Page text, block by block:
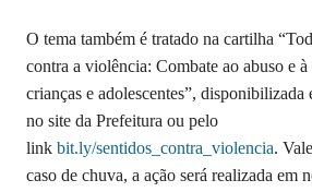
O tema também é tratado na cartilha
contra a violência: Combate ao abuso e
crianças e adolescentes”,
no site da Prefeitura ou pelo
link bit.ly/sentidos_contra_violencia.
caso de chuva, a ação será realizada em